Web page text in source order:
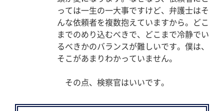
っては一生の一大事ですけど、弁護士はそ
んな依頼者を複数抱えていますから。どこ
までのめり込むべきで、どこまで冷静でい
るべきかのバランスが難しいです。僕は、
そこがあまりわかっていません。
その点、検察官はいいです。